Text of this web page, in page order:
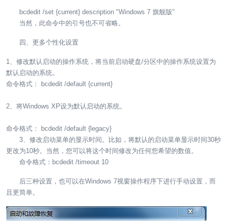
bcdedit /set {current} description "Windows 7 旗舰版"
当然，此命令中的引号也不可省略。
四、更多个性化设置
1、修改默认启动的操作系统，将当前启动硬盘/分区中的操作系统设置为
默认启动的系统。
命令格式： bcdedit /default {current}
2、将Windows XP设为默认启动的系统。
命令格式： bcdedit /default {legacy}
3、修改启动菜单的显示时间。比如，将默认的启动菜单显示时间30秒
更改为10秒。当然，您可以将这个时间修改为任何您希望的数值。
命令格式：bcdedit /timeout 10
后三种设置，也可以在Windows 7视窗操作程序下进行手动设置，而
且更简单。